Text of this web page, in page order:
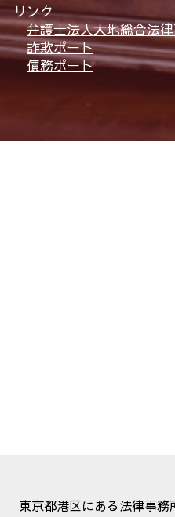
リンク
弁護士法人大地総合法
詐欺ポート
債務ポート
東京都港区にある法律事